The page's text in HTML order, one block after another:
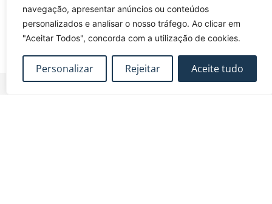
navegação, apresentar anúncios ou conteúdos
personalizados e analisar o nosso tráfego. Ao clicar em
"Aceitar Todos", concorda com a utilização de cookies.
Personalizar Rejeitar Aceite tudo